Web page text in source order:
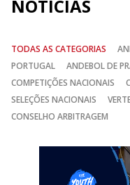
NOTÍCIAS
TODAS AS CATEGORIAS
PORTUGAL
ANDEBOL DE
COMPETIÇÕES NACIONAIS
SELEÇÕES NACIONAIS
CONSELHO ARBITRAGEM